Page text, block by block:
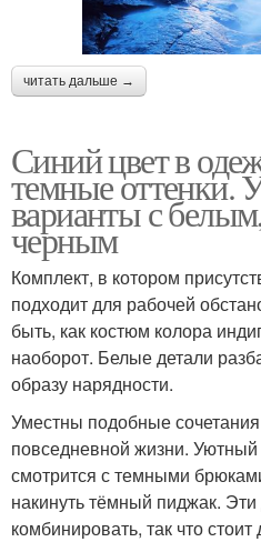
читать дальше →
Синий цвет в
темные оттенки.
варианты с
черным
Комплект, в котором
подходит для рабочей
быть, как костюм колора
наоборот. Белые детали
образу нарядности.
Уместны подобные
повседневной жизни.
смотрится с темными
накинуть тёмный пиджак.
комбинировать, так что